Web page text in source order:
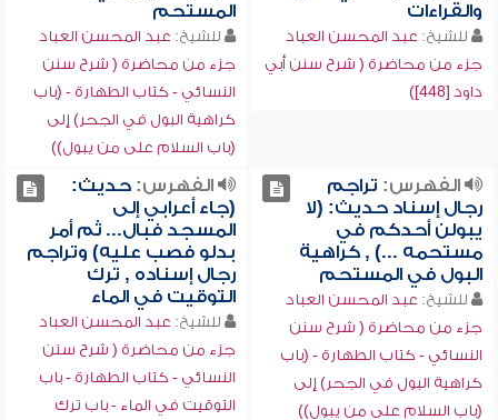
والقراءات
للشيخ: عبد المحسن العباد
جزء من محاضرة ( شرح سنن أبي
داود [448])
المستحم
للشيخ: عبد المحسن العباد
جزء من محاضرة ( شرح سنن
النسائي - كتاب الطهارة - (باب
كراهية البول في الجحر) إلى
(باب السلام على من يبول))
الفهرس: تراجم
رجال إسناد حديث: (لا
يبولن أحدكم في
مستحمه ...) , كراهية
البول في المستحم
للشيخ: عبد المحسن العباد
جزء من محاضرة ( شرح سنن
النسائي - كتاب الطهارة - (باب
كراهية البول في الجحر) إلى
(باب السلام على من يبول))
الفهرس:حديث:
(جاء أعرابي إلى
المسجد فبال... ثم أمر
بدلو فصب عليه) وتراجم
رجال إسناده , ترك
التوقيت في الماء
للشيخ: عبد المحسن العباد
جزء من محاضرة ( شرح سنن
النسائي - كتاب الطهارة - باب
التوقيت في الماء - باب ترك